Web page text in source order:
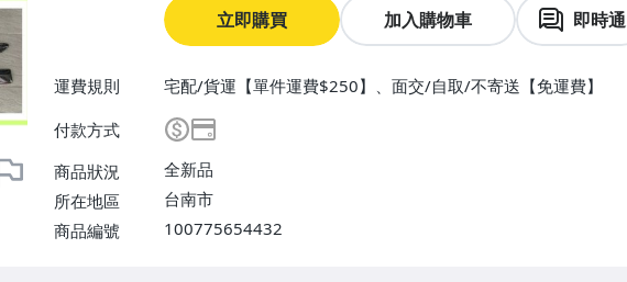
立即購買 加入購物車 即時通
運費規則
宅配/貨運【單件運費$250】、面交/自取/不寄送【免運費】
付款方式
商品狀況
全新品
所在地區
台南市
商品編號
100775654432